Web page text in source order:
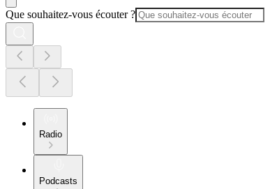
Que souhaitez-vous écouter ?
Radio
Podcasts